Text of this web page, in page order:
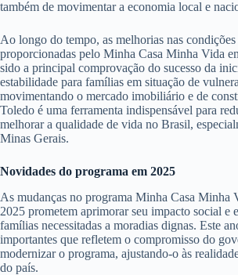
também de movimentar a economia local e
Ao longo do tempo, as melhorias nas
proporcionadas pelo Minha Casa Minha Vida
sido a principal comprovação do sucesso da
estabilidade para famílias em situação de
movimentando o mercado imobiliário e de
Toledo é uma ferramenta indispensável para
melhorar a qualidade de vida no Brasil,
Minas Gerais.
Novidades do programa em 2025
As mudanças no programa Minha Casa Minha
2025 prometem aprimorar seu impacto social e
famílias necessitadas a moradias dignas. Este
importantes que refletem o compromisso do
modernizar o programa, ajustando-o às
do país.